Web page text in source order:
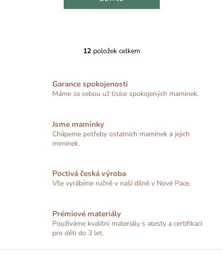
O
á
d
í
k
y
ý
p
i
u
12položek celkem
Garance spokojenosti
Máme za sebou už tisíce spokojených maminek.
Jsme maminky
Chápeme potřeby ostatních maminek a jejich
miminek.
Poctivá česká výroba
Vše vyrábíme ručně v naší dílně v Nové Pace.
Prémiové materiály
Používáme kvalitní materiály s atesty a certifikací
pro děti do 3 let.